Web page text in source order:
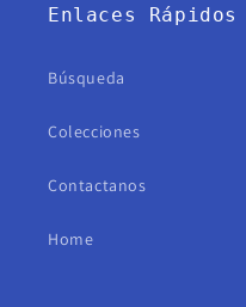
Enlaces Rápidos
Búsqueda
Colecciones
Contactanos
Home